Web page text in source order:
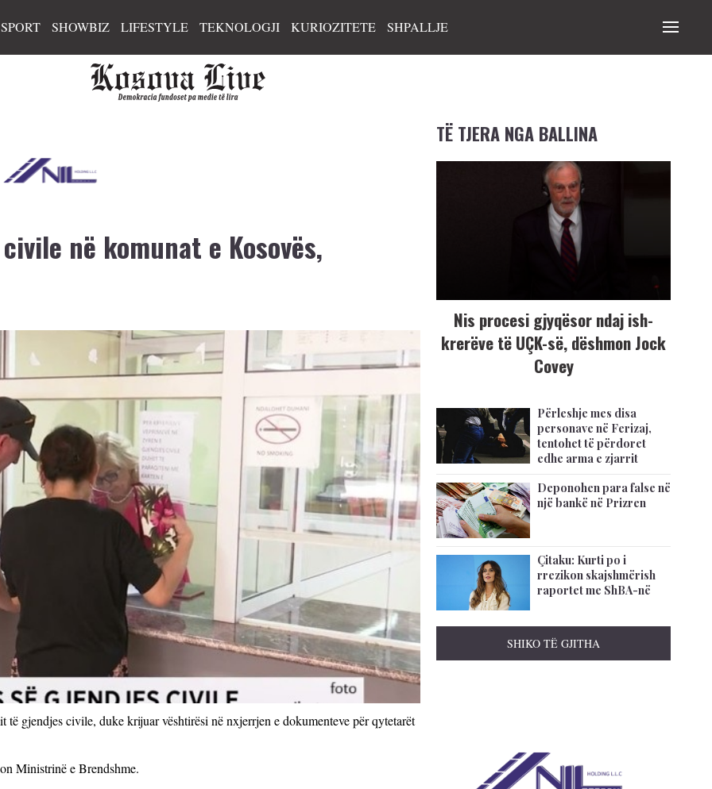
SPORT SHOWBIZ LIFESTYLE TEKNOLOGJI KURIOZITETE SHPALLJE
në komunat e Kosovës,
gjendjes civile, duke krijuar vështirësi në nxjerrjen e dokumenteve për qytetarët
Ministrinë e Brendshme.
TË TJERA NGA BALLINA
Nis procesi gjyqësor ndaj ish-
krerëve të UÇK-së, dëshmon Jock
Covey
Përleshje mes disa
personave në Ferizaj,
tentohet të përdoret
edhe arma e zjarrit
Deponohen para false në
një bankë në Prizren
Çitaku: Kurti po i
rrezikon skajshmërish
raportet me ShBA-në
SHIKO TË GJITHA